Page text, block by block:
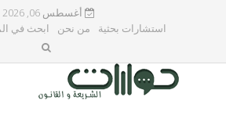
أغسطس 06, 2026
استشارات بحثية
من نحن ابحث في